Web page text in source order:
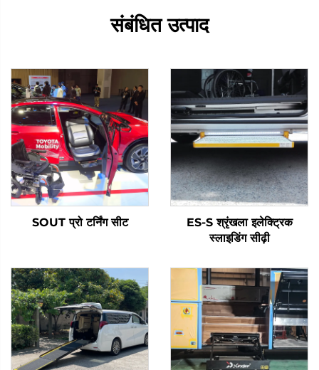
संबंधित उत्पाद
SOUT प्रो टर्निंग सीट
ES-S श्रृंखला इलेक्ट्रिक
स्लाइडिंग सीढ़ी